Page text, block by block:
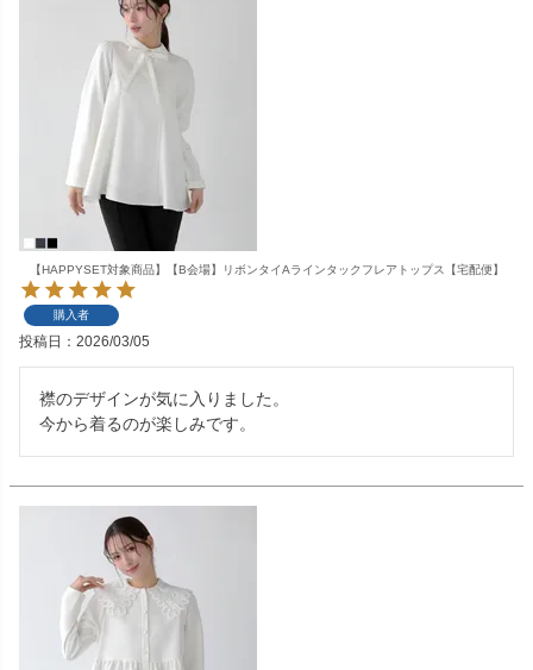
【HAPPYSET対象商品】【B会場】リボンタイAラインタックフレアトップス【宅配便】
購入者
投稿日 2026/03/05
襟のデザインが気に入りました。
今から着るのが楽しみです。